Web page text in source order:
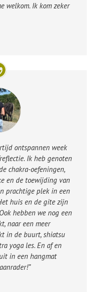
welkom. Ik kom zeker
ontspannen week
Ik heb genoten
chakra-oefeningen,
en de toewijding van
prachtige plek in een
huis en de gite zijn
hebben we nog een
naar een meer
in de buurt, shiatsu
yoga les. En af en
in een hangmat